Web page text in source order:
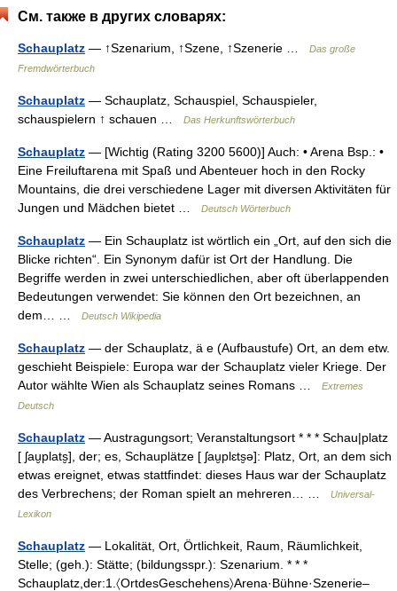
См. также в других словарях:
Schauplatz — ↑Szenarium, ↑Szene, ↑Szenerie …
Das große
Fremdwörterbuch
Schauplatz — Schauplatz, Schauspiel, Schauspieler,
schauspielern ↑ schauen …
Das Herkunftswörterbuch
Schauplatz — [Wichtig (Rating 3200 5600)] Auch: • Arena Bsp.: •
Eine Freiluftarena mit Spaß und Abenteuer hoch in den Rocky
Mountains, die drei verschiedene Lager mit diversen Aktivitäten für
Jungen und Mädchen bietet …
Deutsch Wörterbuch
Schauplatz — Ein Schauplatz ist wörtlich ein „Ort, auf den sich die
Blicke richten“. Ein Synonym dafür ist Ort der Handlung. Die
Begriffe werden in zwei unterschiedlichen, aber oft überlappenden
Bedeutungen verwendet: Sie können den Ort bezeichnen, an
dem… …
Deutsch Wikipedia
Schauplatz — der Schauplatz, ä e (Aufbaustufe) Ort, an dem etw.
geschieht Beispiele: Europa war der Schauplatz vieler Kriege. Der
Autor wählte Wien als Schauplatz seines Romans …
Extremes
Deutsch
Schauplatz — Austragungsort; Veranstaltungsort * * * Schau|platz
[ ʃau̮plats̮], der; es, Schauplätze [ ʃau̮plɛts̮ə]: Platz, Ort, an dem sich
etwas ereignet, etwas stattfindet: dieses Haus war der Schauplatz
des Verbrechens; der Roman spielt an mehreren… …
Universal-
Lexikon
Schauplatz — Lokalität, Ort, Örtlichkeit, Raum, Räumlichkeit,
Stelle; (geh.): Stätte; (bildungsspr.): Szenarium. * * *
Schauplatz,der:1.〈OrtdesGeschehens〉Arena·Bühne·Szenerie–